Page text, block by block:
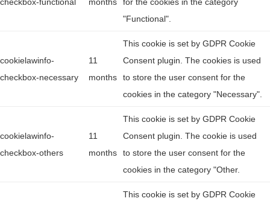
"Functional".
cookielawinfo-
checkbox-necessary
11
months
This cookie is set by GDPR Cookie
Consent plugin. The cookies is used
to store the user consent for the
cookies in the category "Necessary".
cookielawinfo-
checkbox-others
11
months
This cookie is set by GDPR Cookie
Consent plugin. The cookie is used
to store the user consent for the
cookies in the category "Other.
This cookie is set by GDPR Cookie